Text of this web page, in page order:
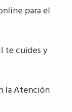
para el
te cuides y
la Atención